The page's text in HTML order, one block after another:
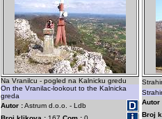
Na Vranilcu - pogled na Kalnicku gredu
On the Vranilac-lookout to the Kalnicka
greda
Autor :Astrum d.o.o. - Ldb
Autor
Broj